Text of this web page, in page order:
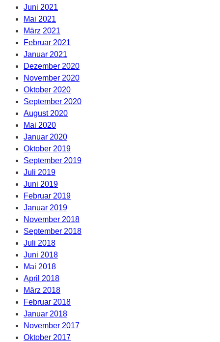
Juni 2021
Mai 2021
März 2021
Februar 2021
Januar 2021
Dezember 2020
November 2020
Oktober 2020
September 2020
August 2020
Mai 2020
Januar 2020
Oktober 2019
September 2019
Juli 2019
Juni 2019
Februar 2019
Januar 2019
November 2018
September 2018
Juli 2018
Juni 2018
Mai 2018
April 2018
März 2018
Februar 2018
Januar 2018
November 2017
Oktober 2017